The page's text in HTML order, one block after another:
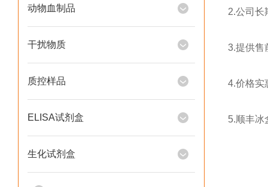
动物血制品
干扰物质
质控样品
ELISA试剂盒
生化试剂盒
2.公司长
3.提供售
4.价格实
5.顺丰冰